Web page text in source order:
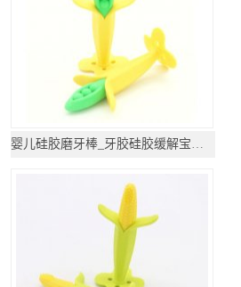
婴儿硅胶磨牙棒_牙胶硅胶缓解宝宝出牙痛